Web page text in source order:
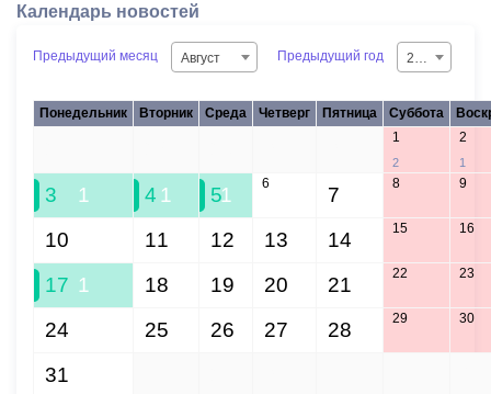
Календарь новостей
Предыдущий месяц Август Предыдущий год
Понедельник Вторник Среда Четверг Пятница Суббота
1
2
2
1
3 1 4 1 51 6 7 8 9
10 11 12 13 14 15 16
17 1 18 19 20 21 22 23
24 25 26 27 28 29 30
31